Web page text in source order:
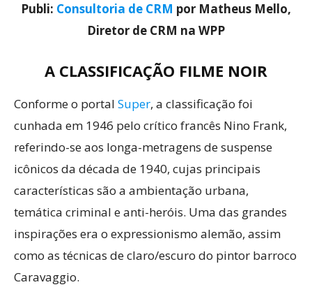
Publi: Consultoria de CRM por Matheus Mello,
Diretor de CRM na WPP
A CLASSIFICAÇÃO FILME NOIR
Conforme o portal Super, a classificação foi
cunhada em 1946 pelo crítico francês Nino Frank,
referindo-se aos longa-metragens de suspense
icônicos da década de 1940, cujas principais
características são a ambientação urbana,
temática criminal e anti-heróis. Uma das grandes
inspirações era o expressionismo alemão, assim
como as técnicas de claro/escuro do pintor barroco
Caravaggio.